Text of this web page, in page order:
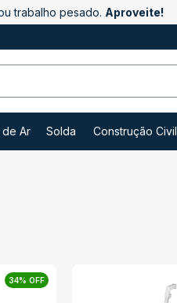
trabalho pesado. Aproveite!
Ar Solda Construção Civil
34% OFF